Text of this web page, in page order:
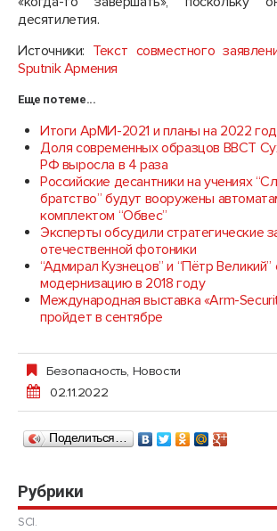
десятилетия.
Источники: Текст совместного
Sputnik Армения
Еще по теме...
Итоги АрМИ-2021 и планы на 2022 год
Доля современных образцов ВВСТ
РФ выросла в 4 раза
Российские десантники на учениях
братство” будут вооружены
комплектом “Обвес”
Эксперты обсудили стратегические
отечественной фотоники
“Адмирал Кузнецов” и “Пётр Великий”
модернизацию в 2018 году
Международная выставка «Arm-
пройдет в сентябре
Безопасность, Новости
02.11.2022
Поделиться…
Рубрики
SCI.